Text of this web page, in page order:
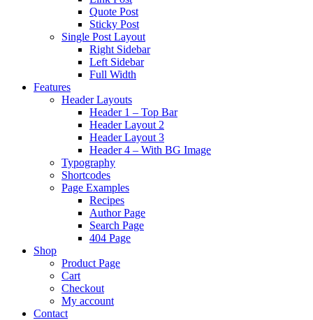
Quote Post
Sticky Post
Single Post Layout
Right Sidebar
Left Sidebar
Full Width
Features
Header Layouts
Header 1 – Top Bar
Header Layout 2
Header Layout 3
Header 4 – With BG Image
Typography
Shortcodes
Page Examples
Recipes
Author Page
Search Page
404 Page
Shop
Product Page
Cart
Checkout
My account
Contact